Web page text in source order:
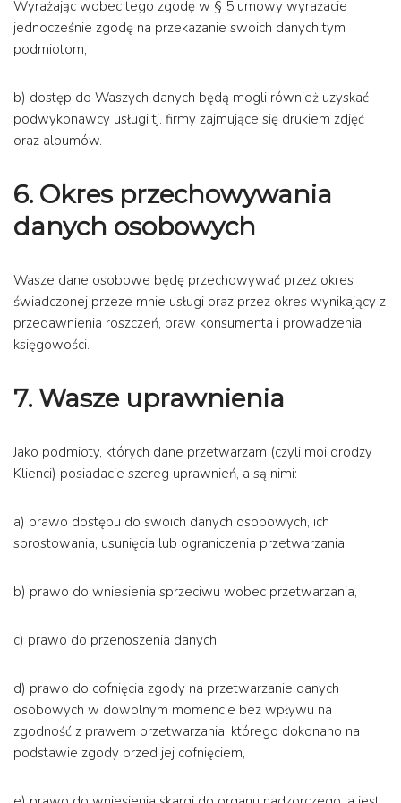
Wyrażając wobec tego zgodę w § 5 umowy wyrażacie
jednocześnie zgodę na przekazanie swoich danych tym
podmiotom,
b) dostęp do Waszych danych będą mogli również uzyskać
podwykonawcy usługi tj. firmy zajmujące się drukiem zdjęć
oraz albumów.
6. Okres przechowywania
danych osobowych
Wasze dane osobowe będę przechowywać przez okres
świadczonej przeze mnie usługi oraz przez okres wynikający z
przedawnienia roszczeń, praw konsumenta i prowadzenia
księgowości.
7. Wasze uprawnienia
Jako podmioty, których dane przetwarzam (czyli moi drodzy
Klienci) posiadacie szereg uprawnień, a są nimi:
a) prawo dostępu do swoich danych osobowych, ich
sprostowania, usunięcia lub ograniczenia przetwarzania,
b) prawo do wniesienia sprzeciwu wobec przetwarzania,
c) prawo do przenoszenia danych,
d) prawo do cofnięcia zgody na przetwarzanie danych
osobowych w dowolnym momencie bez wpływu na
zgodność z prawem przetwarzania, którego dokonano na
podstawie zgody przed jej cofnięciem,